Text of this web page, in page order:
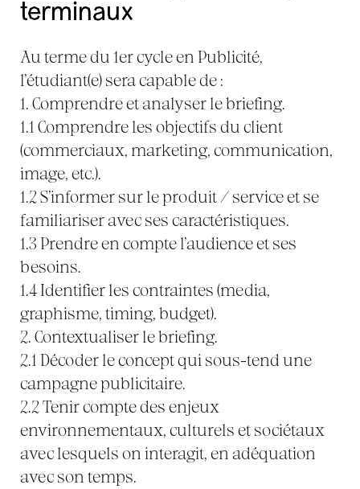
terminaux
Au terme du 1er cycle en Publicité,
l’étudiant(e) sera capable de :
1. Comprendre et analyser le briefing.
1.1 Comprendre les objectifs du client
(commerciaux, marketing, communication,
image, etc.).
1.2 S’informer sur le produit / service et se
familiariser avec ses caractéristiques.
1.3 Prendre en compte l’audience et ses
besoins.
1.4 Identifier les contraintes (media,
graphisme, timing, budget).
2. Contextualiser le briefing.
2.1 Décoder le concept qui sous-tend une
campagne publicitaire.
2.2 Tenir compte des enjeux
environnementaux, culturels et sociétaux
avec lesquels on interagit, en adéquation
avec son temps.